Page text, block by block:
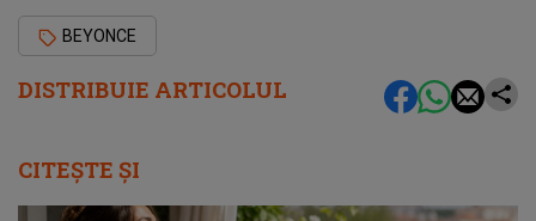
DISTRIBUIE ARTICOLUL
BEYONCE
CITEȘTE ȘI